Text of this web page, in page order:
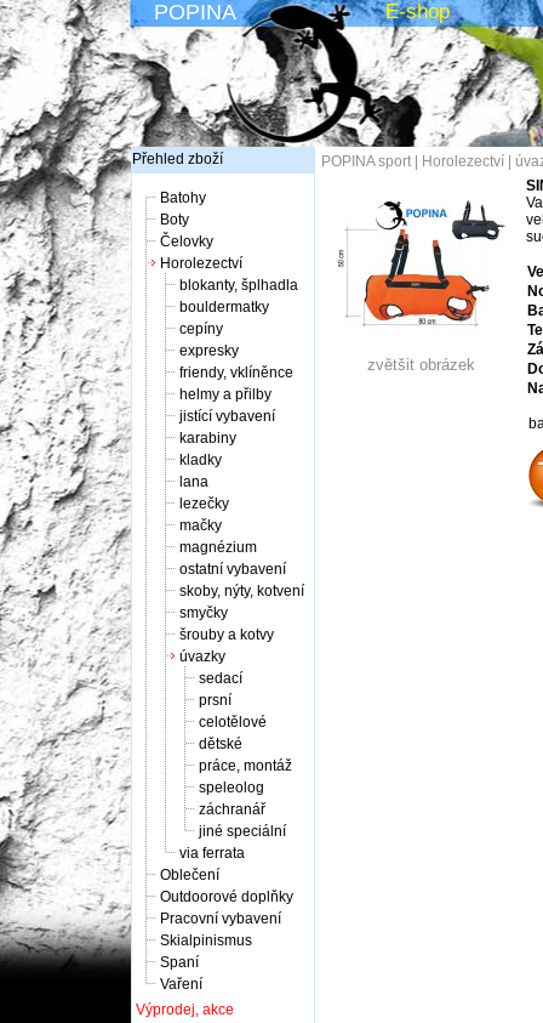
POPINA E-shop
Přehled zboží
Batohy
Boty
Čelovky
Horolezectví
blokanty, šplhadla
bouldermatky
cepíny
expresky
friendy, vklíněnce
helmy a přilby
jistící vybavení
karabiny
kladky
lana
lezečky
mačky
magnézium
ostatní vybavení
skoby, nýty, kotvení
smyčky
šrouby a kotvy
úvazky
sedací
prsní
celotělové
dětské
práce, montáž
speleolog
záchranář
jiné speciální
via ferrata
Oblečení
Outdoorové doplňky
Pracovní vybavení
Skialpinismus
Spaní
Vaření
Výprodej, akce
POPINA sport| Horolezectví
zvětšit obrázek